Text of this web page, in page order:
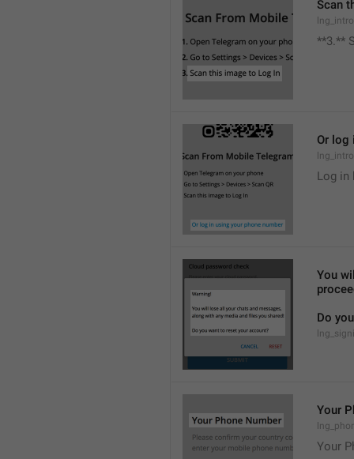
Scan
**3.**
Or log
Log in
You
Do
Your
Your